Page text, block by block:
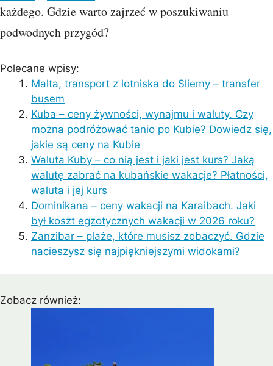
każdego. Gdzie warto zajrzeć w poszukiwaniu
podwodnych przygód?
Polecane wpisy:
Malta, transport z lotniska do Sliemy – transfer
busem
Kuba – ceny żywności, wynajmu i waluty. Czy
można podróżować tanio po Kubie? Dowiedz się,
jakie są ceny na Kubie
Waluta Kuby – co nią jest i jaki jest kurs? Jaką
walutę zabrać na kubańskie wakacje? Płatności,
waluta i jej kurs
Dominikana – ceny wakacji na Karaibach. Jaki
był koszt egzotycznych wakacji w 2026 roku?
Zanzibar – plaże, które musisz zobaczyć. Gdzie
nacieszysz się najpiękniejszymi widokami?
Zobacz również: